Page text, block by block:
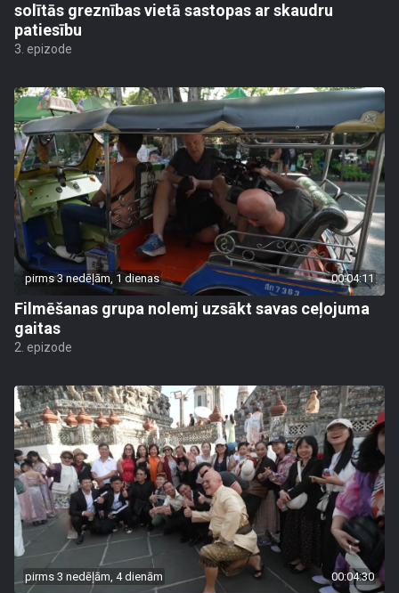
solītās greznības vietā sastopas ar skaudru
patiesību
3. epizode
pirms 3 nedēļām, 1 dienas 00:04:11
Filmēšanas grupa nolemj uzsākt savas ceļojuma
gaitas
2. epizode
pirms 3 nedēļām, 4 dienām 00:04:30